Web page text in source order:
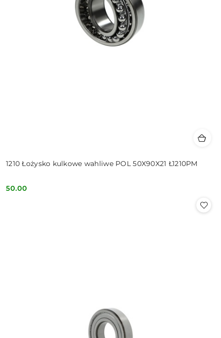
1210 Łożysko kulkowe wahliwe POL 50X90X21 Ł1210PM
Cena:
50.00